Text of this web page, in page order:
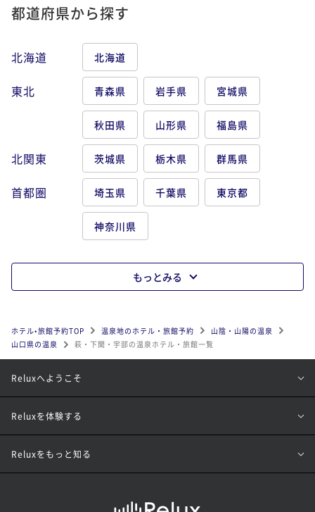
都道府県から探す
北海道 北海道
東北 青森県 岩手県 宮城県
秋田県 山形県 福島県
北関東 茨城県 栃木県 群馬県
首都圏 埼玉県 千葉県 東京都
神奈川県
もっとみる
ホテル•旅館予約TOP 温泉地のホテル・旅館予約
山陰・山陽の温泉
山口県の温泉
萩・下関・宇部の温泉ホテル・旅館一覧
Reluxへようこそ
Reluxを体験する
Reluxをもっと知る